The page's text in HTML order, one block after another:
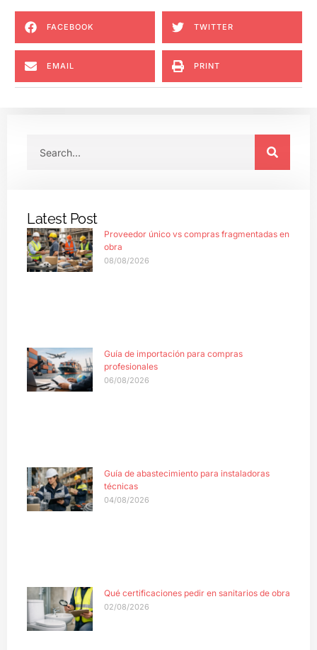
FACEBOOK TWITTER
EMAIL PRINT
Latest Post
Proveedor único vs compras fragmentadas en
obra
08/08/2026
Guía de importación para compras
profesionales
06/08/2026
Guía de abastecimiento para instaladoras
técnicas
04/08/2026
Qué certificaciones pedir en sanitarios de obra
02/08/2026